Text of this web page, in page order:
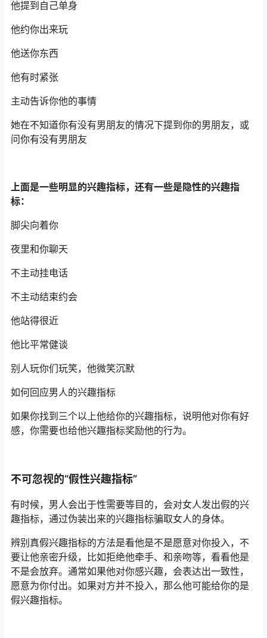
他提到自己单身
他约你出来玩
他送你东西
他有时紧张
主动告诉你他的事情
她在不知道你有没有男朋友的情况下提到你的男朋友，或
问你有没有男朋友
上面是一些明显的兴趣指标，还有一些是隐性的兴趣指
标：
脚尖向着你
夜里和你聊天
不主动挂电话
不主动结束约会
他站得很近
他比平常健谈
别人玩你们玩笑，他微笑沉默
如何回应男人的兴趣指标
如果你找到三个以上他给你的兴趣指标，说明他对你有好
感，你需要也给他兴趣指标奖励他的行为。
不可忽视的“假性兴趣指标”
有时候，男人会出于性需要等目的，会对女人发出假的兴
趣指标，通过伪装出来的兴趣指标骗取女人的身体。
辨别真假兴趣指标的方法是看他是不是愿意对你投入，不
要让他亲密升级，比如拒绝他牵手、和亲吻等，看看他是
不是会放弃。通常如果他对你感兴趣，会表达出一致性，
愿意为你付出。如果对方并不投入，那么他可能给你的是
假兴趣指标。